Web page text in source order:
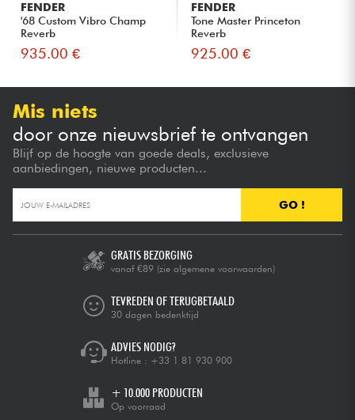
FENDER
'68 Custom Vibro Champ
Reverb
935.00 €
FENDER
Tone Master Princeton
Reverb
925.00 €
Mis niets
door onze nieuwsbrief te ontvangen
Blijf op de hoogte van goede deals, exclusieve
aanbiedingen, nieuwe producten...
GO !
GRATIS BEZORGING
vanaf €89 (zie algemene voorwaarden)
TEVREDEN OF TERUGBETAALD
30 dagen bedenktijd
ADVIES NODIG?
Hotline : +33 1 81 930 900
+ 10.000 PRODUCTEN
Op voorraad